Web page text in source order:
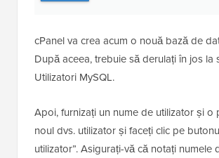
cPanel va crea acum o nouă bază de
După aceea, trebuie să derulați în jos la
Utilizatori MySQL.
Apoi, furnizați un nume de utilizator și o
noul dvs. utilizator și faceți clic pe
utilizator”. Asigurați-vă că notați numele